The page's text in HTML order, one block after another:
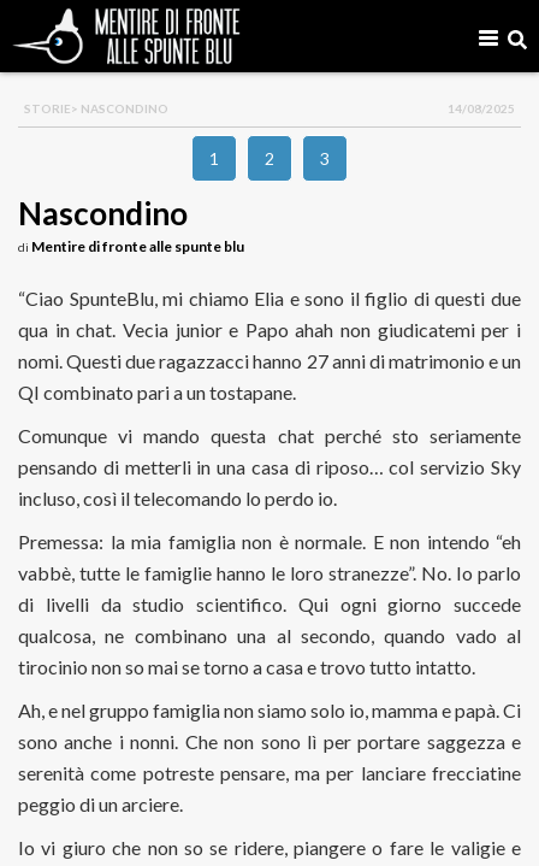
STORIE> NASCONDINO 14/08/2025
1 2 3
Nascondino
di Mentire di fronte alle spunte blu
“Ciao SpunteBlu, mi chiamo Elia e sono il figlio di questi due
qua in chat. Vecia junior e Papo ahah non giudicatemi per i
nomi. Questi due ragazzacci hanno 27 anni di matrimonio e un
QI combinato pari a un tostapane.
Comunque vi mando questa chat perché sto seriamente
pensando di metterli in una casa di riposo… col servizio Sky
incluso, così il telecomando lo perdo io.
Premessa: la mia famiglia non è normale. E non intendo “eh
vabbè, tutte le famiglie hanno le loro stranezze”. No. Io parlo
di livelli da studio scientifico. Qui ogni giorno succede
qualcosa, ne combinano una al secondo, quando vado al
tirocinio non so mai se torno a casa e trovo tutto intatto.
Ah, e nel gruppo famiglia non siamo solo io, mamma e papà. Ci
sono anche i nonni. Che non sono lì per portare saggezza e
serenità come potreste pensare, ma per lanciare frecciatine
peggio di un arciere.
Io vi giuro che non so se ridere, piangere o fare le valigie e